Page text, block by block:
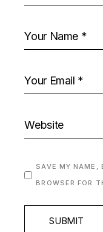
SAVE MY NAME,
BROWSER FOR
SUBMIT